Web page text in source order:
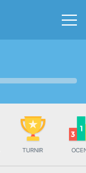
TURNIR